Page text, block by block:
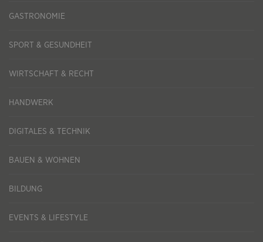
GASTRONOMIE
SPORT & GESUNDHEIT
WIRTSCHAFT & RECHT
HANDWERK
DIGITALES & TECHNIK
BAUEN & WOHNEN
BILDUNG
EVENTS & LIFESTYLE